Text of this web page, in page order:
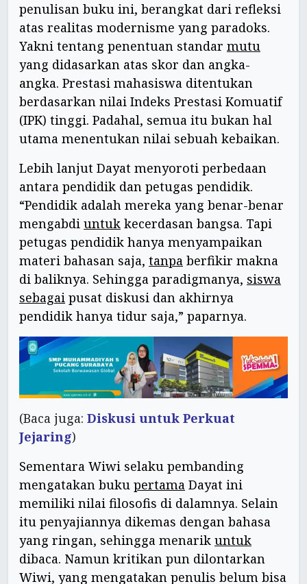
penulisan buku ini, berangkat dari refleksi
atas realitas modernisme yang paradoks.
Yakni tentang penentuan standar mutu
yang didasarkan atas skor dan angka-
angka. Prestasi mahasiswa ditentukan
berdasarkan nilai Indeks Prestasi Komuatif
(IPK) tinggi. Padahal, semua itu bukan hal
utama menentukan nilai sebuah kebaikan.
Lebih lanjut Dayat menyoroti perbedaan
antara pendidik dan petugas pendidik.
“Pendidik adalah mereka yang benar-benar
mengabdi untuk kecerdasan bangsa. Tapi
petugas pendidik hanya menyampaikan
materi bahasan saja, tanpa berfikir makna
di baliknya. Sehingga paradigmanya, siswa
sebagai pusat diskusi dan akhirnya
pendidik hanya tidur saja,” paparnya.
(Baca juga: Diskusi untuk Perkuat
Jejaring)
Sementara Wiwi selaku pembanding
mengatakan buku pertama Dayat ini
memiliki nilai filosofis di dalamnya. Selain
itu penyajiannya dikemas dengan bahasa
yang ringan, sehingga menarik untuk
dibaca. Namun kritikan pun dilontarkan
Wiwi, yang mengatakan penulis belum bisa